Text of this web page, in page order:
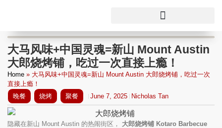
大马风味+中国灵魂=新山 Mount Austin
大郎烧烤铺，吃过一次直接上瘾！
Home » 大马风味+中国灵魂=新山 Mount Austin 大郎烧烤铺，吃过一次
直接上瘾！
晚餐
烧烤 聚餐 June 7, 2025 Nicholas Tan
隐藏在新山 Mount Austin 的热闹街区， 大郎烧烤铺 Kotaro Barbecue